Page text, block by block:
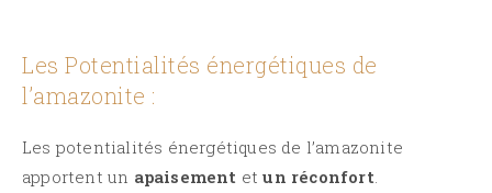
Les Potentialités énergétiques de
l’amazonite :
Les potentialités énergétiques de l’amazonite
apportent un apaisement etun réconfort